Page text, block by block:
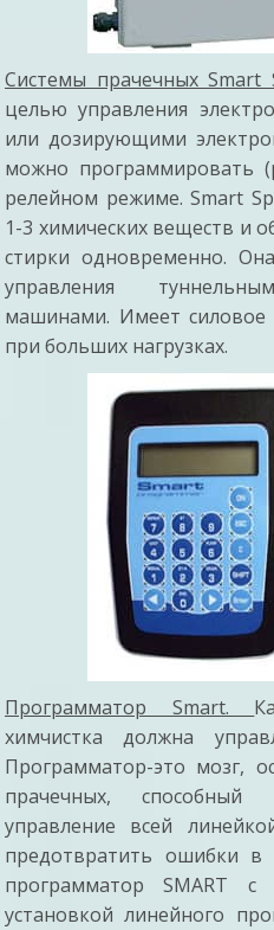
Системы прачечных Smart
целью управления
или дозирующими
можно программировать
релейном режиме. Smart
1-3 химических веществ и
стирки одновременно.
управления
машинами. Имеет силовое
при больших нагрузках.
Программатор Smart.
химчистка должна
Программатор-это мозг,
прачечных, способный
управление всей
предотвратить ошибки в
программатор SMART
установкой линейного